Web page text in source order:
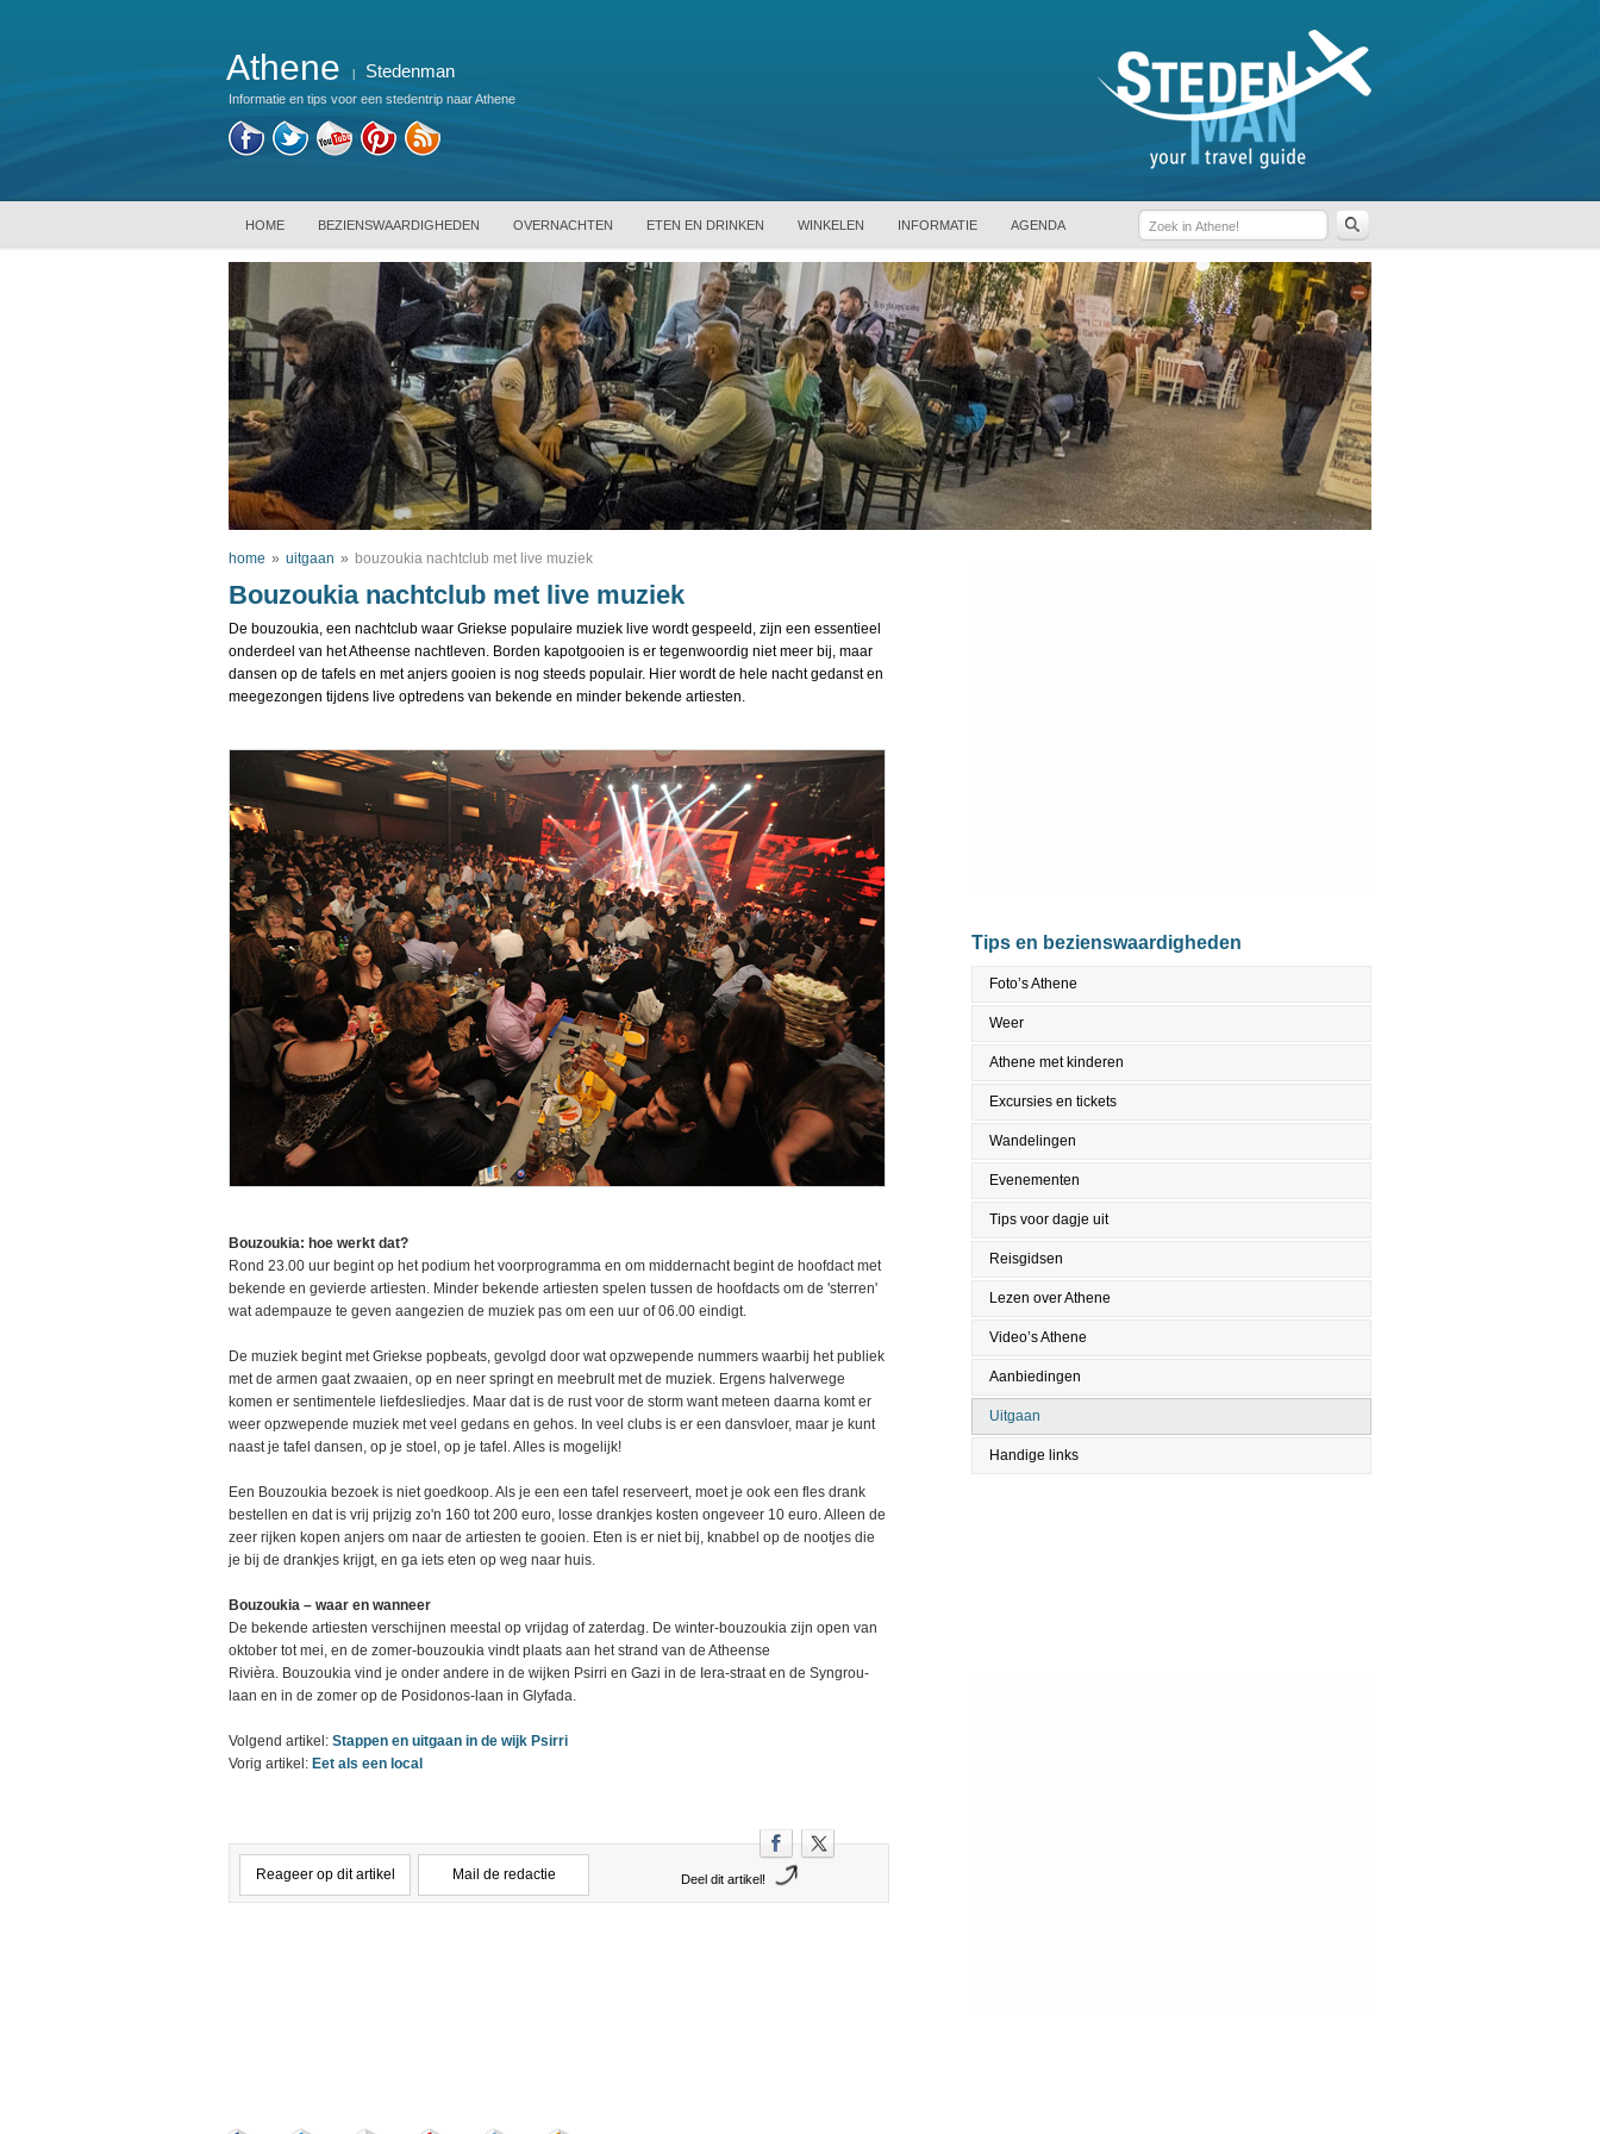
Athene Stedenman
Informatie en tips voor een stedentrip naar Athene
HOME BEZIENSWAARDIGHEDEN OVERNACHTEN ETEN EN DRINKEN WINKELEN INFORMATIE AGENDA
home » uitgaan » bouzoukia nachtclub met live muziek
Bouzoukia nachtclub met live muziek
De bouzoukia, een nachtclub waar Griekse populaire muziek live wordt gespeeld, zijn een essentieel
onderdeel van het Atheense nachtleven. Borden kapotgooien is er tegenwoordig niet meer bij, maar
dansen op de tafels en met anjers gooien is nog steeds populair. Hier wordt de hele nacht gedanst en
meegezongen tijdens live optredens van bekende en minder bekende artiesten.
Bouzoukia: hoe werkt dat?
Rond 23.00 uur begint op het podium het voorprogramma en om middernacht begint de hoofdact met
bekende en gevierde artiesten. Minder bekende artiesten spelen tussen de hoofdacts om de 'sterren'
wat adempauze te geven aangezien de muziek pas om een uur of 06.00 eindigt.
De muziek begint met Griekse popbeats, gevolgd door wat opzwepende nummers waarbij het publiek
met de armen gaat zwaaien, op en neer springt en meebrult met de muziek. Ergens halverwege
komen er sentimentele liefdesliedjes. Maar dat is de rust voor de storm want meteen daarna komt er
weer opzwepende muziek met veel gedans en gehos. In veel clubs is er een dansvloer, maar je kunt
naast je tafel dansen, op je stoel, op je tafel. Alles is mogelijk!
Een Bouzoukia bezoek is niet goedkoop. Als je een een tafel reserveert, moet je ook een fles drank
bestellen en dat is vrij prijzig zo'n 160 tot 200 euro, losse drankjes kosten ongeveer 10 euro. Alleen de
zeer rijken kopen anjers om naar de artiesten te gooien. Eten is er niet bij, knabbel op de nootjes die
je bij de drankjes krijgt, en ga iets eten op weg naar huis.
Bouzoukia – waar en wanneer
De bekende artiesten verschijnen meestal op vrijdag of zaterdag. De winter-bouzoukia zijn open van
oktober tot mei, en de zomer-bouzoukia vindt plaats aan het strand van de Atheense
Rivièra. Bouzoukia vind je onder andere in de wijken Psirri en Gazi in de Iera-straat en de Syngrou-
laan en in de zomer op de Posidonos-laan in Glyfada.
Volgend artikel: Stappen en uitgaan in de wijk Psirri
Vorig artikel: Eet als een local
Reageer op dit artikel Mail de redactie Deel dit artikel!
Tips en bezienswaardigheden
Foto’s Athene
Weer
Athene met kinderen
Excursies en tickets
Wandelingen
Evenementen
Tips voor dagje uit
Reisgidsen
Lezen over Athene
Video’s Athene
Aanbiedingen
Uitgaan
Handige links